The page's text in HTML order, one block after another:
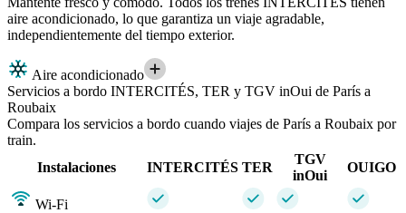
aire acondicionado, lo que garantiza un viaje agradable,
independientemente del tiempo exterior.
Aire acondicionado
Servicios a bordo INTERCITÉS, TER y TGV inOui de París a
Roubaix
Compara los servicios a bordo cuando viajes de París a Roubaix por
train.
Instalaciones
INTERCITÉS TER
TGV
inOui
OUIGO
Wi-Fi